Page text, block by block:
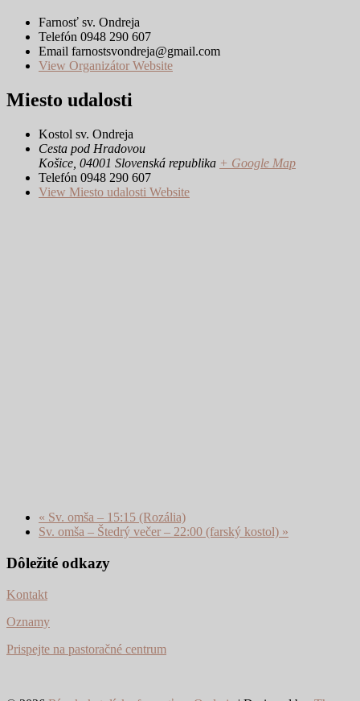
Farnosť sv. Ondreja
Telefón 0948 290 607
Email farnostsvondreja@gmail.com
View Organizátor Website
Miesto udalosti
Kostol sv. Ondreja
Cesta pod Hradovou
Košice 04001 Slovenská republika + Google Map
Telefón 0948 290 607
View Miesto udalosti Website
« Sv. omša – 15:15 (Rozália)
Sv. omša – Štedrý večer – 22:00 (farský kostol) »
Dôležité odkazy
Kontakt
Oznamy
Prispejte na pastoračné centrum